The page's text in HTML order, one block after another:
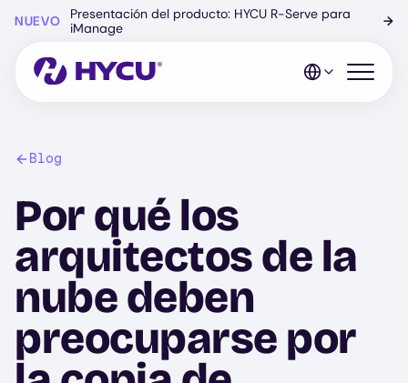
principal
NUEVO
Presentación del producto: HYCU R-Serve para
iManage
→
Abrir el
Blog
Por qué los
arquitectos de la
nube deben
preocuparse por